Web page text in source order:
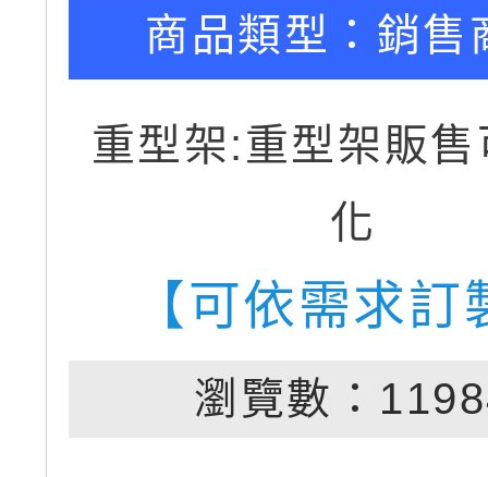
商品類型： 銷售
重型架:重型架販
化
【可依需求訂
瀏覽數：